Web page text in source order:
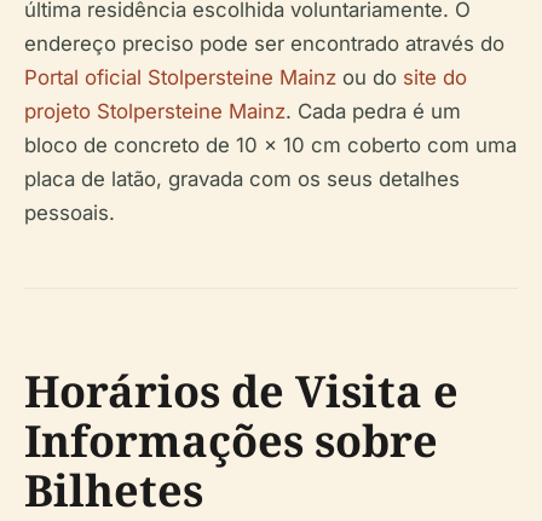
última residência escolhida voluntariamente. O
endereço preciso pode ser encontrado através do
Portal oficial Stolpersteine Mainz ou do site do
projeto Stolpersteine Mainz. Cada pedra é um
bloco de concreto de 10 x 10 cm coberto com uma
placa de latão, gravada com os seus detalhes
pessoais.
Horários de Visita e
Informações sobre
Bilhetes